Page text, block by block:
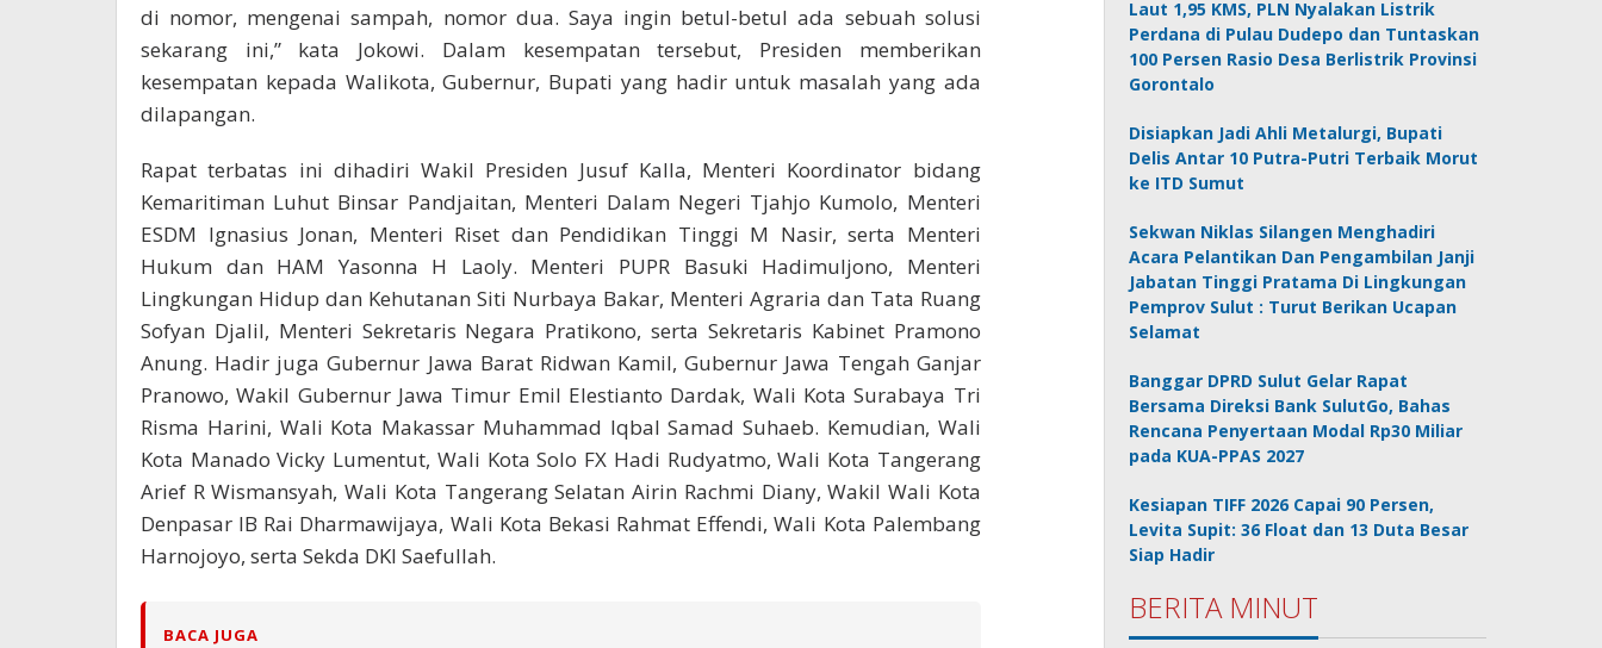
di nomor, mengenai sampah, nomor dua. Saya ingin betul-betul ada sebuah solusi
sekarang ini,” kata Jokowi. Dalam kesempatan tersebut, Presiden memberikan
kesempatan kepada Walikota, Gubernur, Bupati yang hadir untuk masalah yang ada
dilapangan.
Rapat terbatas ini dihadiri Wakil Presiden Jusuf Kalla, Menteri Koordinator bidang
Kemaritiman Luhut Binsar Pandjaitan, Menteri Dalam Negeri Tjahjo Kumolo, Menteri
ESDM Ignasius Jonan, Menteri Riset dan Pendidikan Tinggi M Nasir, serta Menteri
Hukum dan HAM Yasonna H Laoly. Menteri PUPR Basuki Hadimuljono, Menteri
Lingkungan Hidup dan Kehutanan Siti Nurbaya Bakar, Menteri Agraria dan Tata Ruang
Sofyan Djalil, Menteri Sekretaris Negara Pratikono, serta Sekretaris Kabinet Pramono
Anung. Hadir juga Gubernur Jawa Barat Ridwan Kamil, Gubernur Jawa Tengah Ganjar
Pranowo, Wakil Gubernur Jawa Timur Emil Elestianto Dardak, Wali Kota Surabaya Tri
Risma Harini, Wali Kota Makassar Muhammad Iqbal Samad Suhaeb. Kemudian, Wali
Kota Manado Vicky Lumentut, Wali Kota Solo FX Hadi Rudyatmo, Wali Kota Tangerang
Arief R Wismansyah, Wali Kota Tangerang Selatan Airin Rachmi Diany, Wakil Wali Kota
Denpasar IB Rai Dharmawijaya, Wali Kota Bekasi Rahmat Effendi, Wali Kota Palembang
Harnojoyo, serta Sekda DKI Saefullah.
BACA JUGA
Laut 1,95 KMS, PLN Nyalakan Listrik
Perdana di Pulau Dudepo dan Tuntaskan
100 Persen Rasio Desa Berlistrik Provinsi
Gorontalo
Disiapkan Jadi Ahli Metalurgi, Bupati
Delis Antar 10 Putra-Putri Terbaik Morut
ke ITD Sumut
Sekwan Niklas Silangen Menghadiri
Acara Pelantikan Dan Pengambilan Janji
Jabatan Tinggi Pratama Di Lingkungan
Pemprov Sulut : Turut Berikan Ucapan
Selamat
Banggar DPRD Sulut Gelar Rapat
Bersama Direksi Bank SulutGo, Bahas
Rencana Penyertaan Modal Rp30 Miliar
pada KUA-PPAS 2027
Kesiapan TIFF 2026 Capai 90 Persen,
Levita Supit: 36 Float dan 13 Duta Besar
Siap Hadir
BERITA MINUT